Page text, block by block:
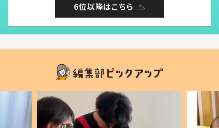
6位以降はこちら